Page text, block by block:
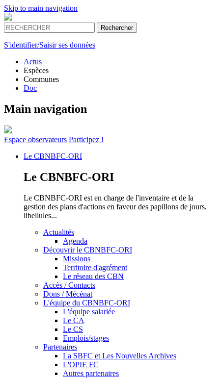
Skip to main navigation
S'identifier/Saisir ses données
Actus
Espèces
Communes
Doc
Main navigation
Espace observateurs Participez !
Le CBNBFC-ORI
Le CBNBFC-ORI
Le CBNBFC-ORI est en charge de l'inventaire et de la
gestion des plans d'actions en faveur des papillons de jours,
libellules...
Actualités
Agenda
Découvrir le CBNBFC-ORI
Missions
Territoire d'agrément
Le réseau des CBN
Accès / Contacts
Dons / Mécénat
L'équipe du CBNBFC-ORI
L'équipe salariée
Le CA
Le CS
Emplois/stages
Partenaires
La SBFC et Les Nouvelles Archives
L'OPIE FC
Autres partenaires